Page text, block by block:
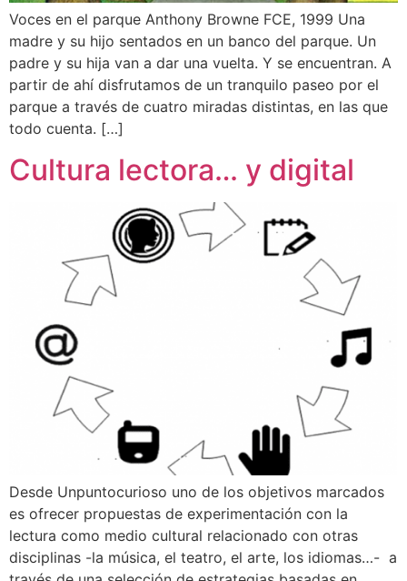
Voces en el parque Anthony Browne FCE, 1999 Una
madre y su hijo sentados en un banco del parque. Un
padre y su hija van a dar una vuelta. Y se encuentran. A
partir de ahí disfrutamos de un tranquilo paseo por el
parque a través de cuatro miradas distintas, en las que
todo cuenta. […]
Cultura lectora… y digital
Desde Unpuntocurioso uno de los objetivos marcados
es ofrecer propuestas de experimentación con la
lectura como medio cultural relacionado con otras
disciplinas -la música, el teatro, el arte, los idiomas…- a